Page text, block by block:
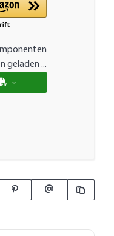
geladen ...